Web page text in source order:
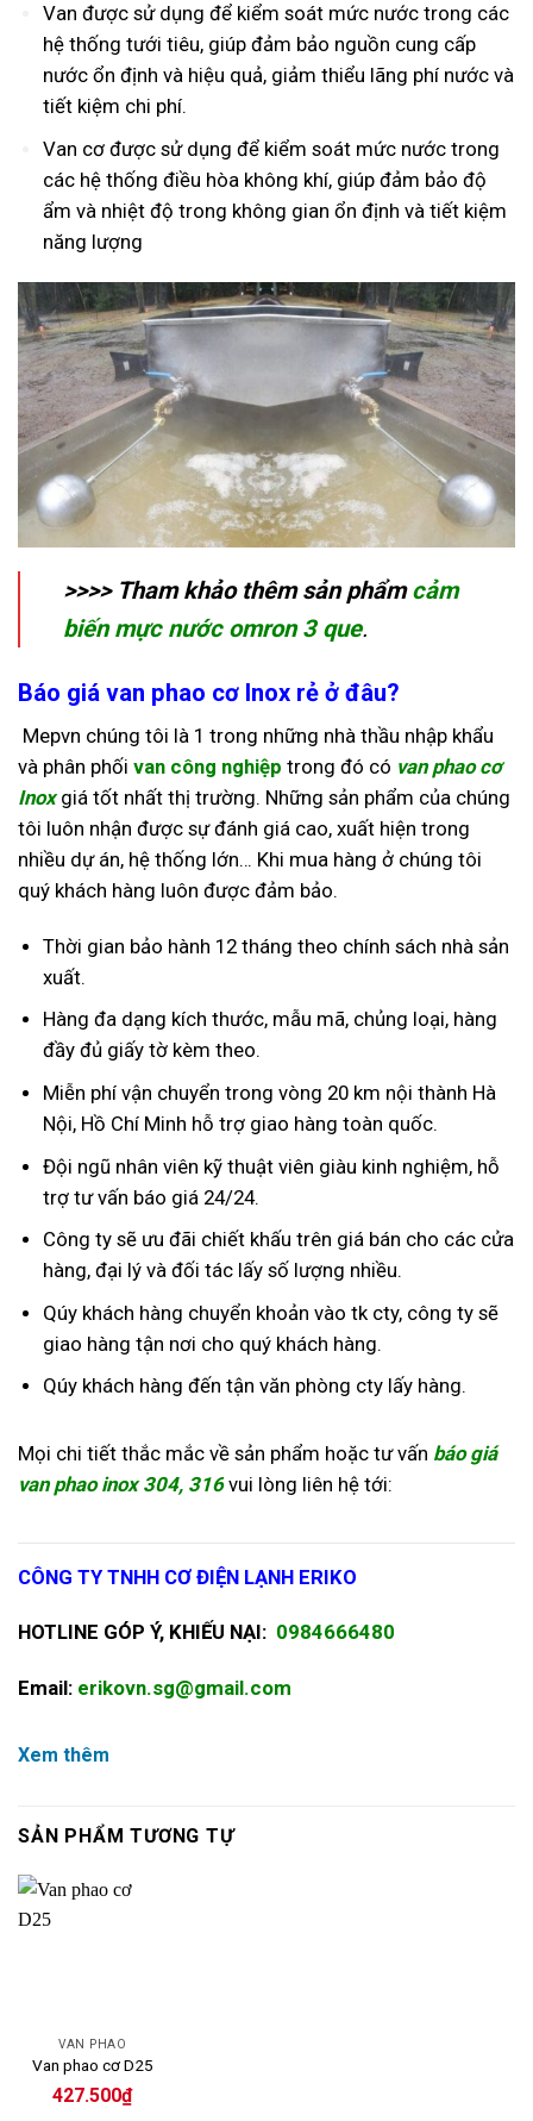
Van được sử dụng để kiểm soát mức nước trong các
hệ thống tưới tiêu, giúp đảm bảo nguồn cung cấp
nước ổn định và hiệu quả, giảm thiểu lãng phí nước và
tiết kiệm chi phí.
Van cơ được sử dụng để kiểm soát mức nước trong
các hệ thống điều hòa không khí, giúp đảm bảo độ
ẩm và nhiệt độ trong không gian ổn định và tiết kiệm
năng lượng
>>>> Tham khảo thêm sản phẩm cảm
biến mực nước omron 3 que.
Báo giá van phao cơ Inox rẻ ở đâu?
Mepvn chúng tôi là 1 trong những nhà thầu nhập khẩu
và phân phối van công nghiệp trong đó có van phao cơ
Inoxgiá tốt nhất thị trường. Những sản phẩm của chúng
tôi luôn nhận được sự đánh giá cao, xuất hiện trong
nhiều dự án, hệ thống lớn… Khi mua hàng ở chúng tôi
quý khách hàng luôn được đảm bảo.
Thời gian bảo hành 12 tháng theo chính sách nhà sản
xuất.
Hàng đa dạng kích thước, mẫu mã, chủng loại, hàng
đầy đủ giấy tờ kèm theo.
Miễn phí vận chuyển trong vòng 20 km nội thành Hà
Nội, Hồ Chí Minh hỗ trợ giao hàng toàn quốc.
Đội ngũ nhân viên kỹ thuật viên giàu kinh nghiệm, hỗ
trợ tư vấn báo giá 24/24.
Công ty sẽ ưu đãi chiết khấu trên giá bán cho các cửa
hàng, đại lý và đối tác lấy số lượng nhiều.
Qúy khách hàng chuyển khoản vào tk cty, công ty sẽ
giao hàng tận nơi cho quý khách hàng.
Qúy khách hàng đến tận văn phòng cty lấy hàng.
Mọi chi tiết thắc mắc về sản phẩm hoặc tư vấn báo giá
van phao inox 304, 316vui lòng liên hệ tới:
CÔNG TY TNHH CƠ ĐIỆN LẠNH ERIKO
HOTLINE GÓP Ý, KHIẾU NẠI: 0984666480
Email: erikovn.sg@gmail.com
Xem thêm
SẢN PHẨM TƯƠNG TỰ
VAN PHAO
Van phao cơ D25
427.500₫